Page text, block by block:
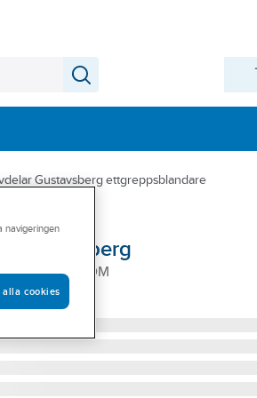
Gustavsberg ettgreppsblandare
Gustavsberg
KROM
navigeringen
alla cookies